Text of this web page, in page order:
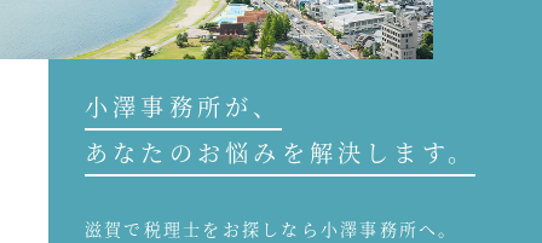
小澤事務所が、
あなたのお悩みを解決します。
滋賀で税理士をお探しなら小澤事務所へ。